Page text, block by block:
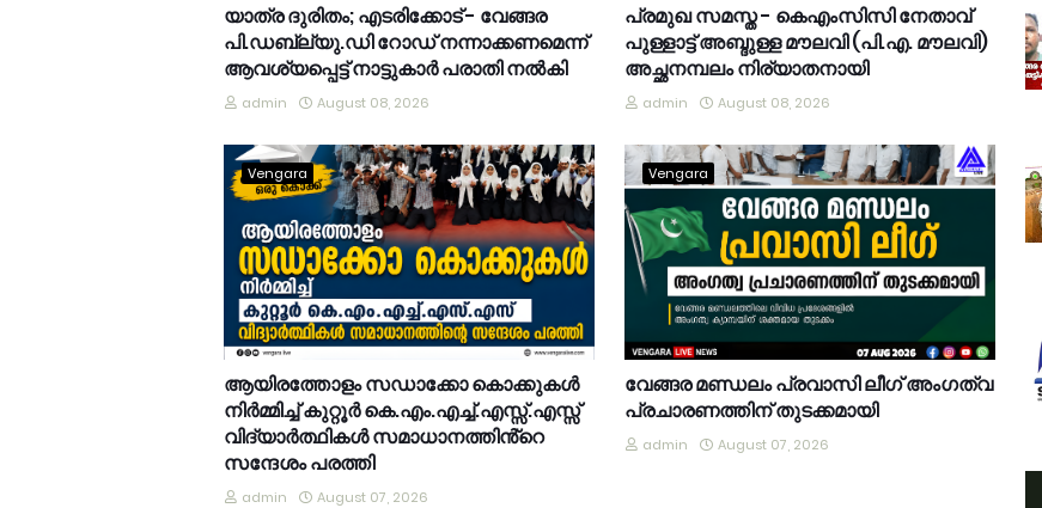
യാത്ര ദുരിതം; എടരിക്കോട് - വേങ്ങര
പി.ഡബ്ല്യു.ഡി റോഡ് നന്നാക്കണമെന്ന്
ആവശ്യപ്പെട്ട് നാട്ടുകാർ പരാതി നൽകി
admin August 08, 2026
പ്രമുഖ സമസ്ത - കെഎംസിസി നേതാവ്
പുള്ളാട്ട് അബ്ദുള്ള മൗലവി (പി.എ. മൗലവി)
അച്ഛനമ്പലം നിര്യാതനായി
admin August 08, 2026
Vengara
ആയിരത്തോളം സഡാക്കോ കൊക്കുകൾ
നിർമ്മിച്ച് കുറ്റൂർ കെ.എം.എച്ച്.എസ്സ്.എസ്സ്
വിദ്യാർത്ഥികൾ സമാധാനത്തിൻ്റെ
സന്ദേശം പരത്തി
admin August 07, 2026
Vengara
വേങ്ങര മണ്ഡലം പ്രവാസി ലീഗ് അംഗത്വ
പ്രചാരണത്തിന് തുടക്കമായി
admin August 07, 2026